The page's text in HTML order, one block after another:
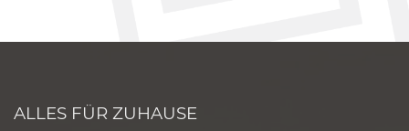
ALLES FÜR ZUHAUSE